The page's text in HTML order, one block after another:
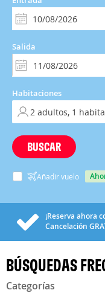
Salida
Habitaciones
BUSCAR
Añadir vuelo
¡Reserva ahora
Cancelación
BÚSQUEDAS
Categorías